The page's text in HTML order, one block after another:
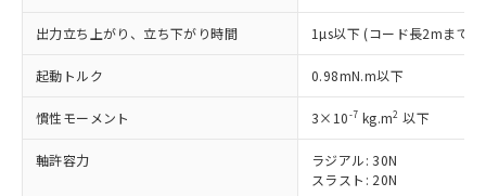
出力立ち上がり、立ち下がり時間 1µs以下 (コード長2mまで
起動トルク 0.98mN.m以下
慣性モーメント 3×10-7 kg.m2 以下
軸許容力
ラジアル: 30N
スラスト: 20N
※1 対応状況
対応済み：EU RoHS指令（10物質）の
非含有に対応した製品が提供可能な商品で
対応予定：EU RoHS指令（10物質）の非含
有に対応した製品に切り替える予定のある